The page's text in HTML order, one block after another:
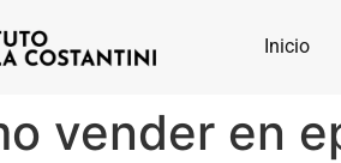
Inicio
vender en